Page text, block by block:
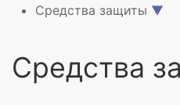
Средства защиты ▼
Средства